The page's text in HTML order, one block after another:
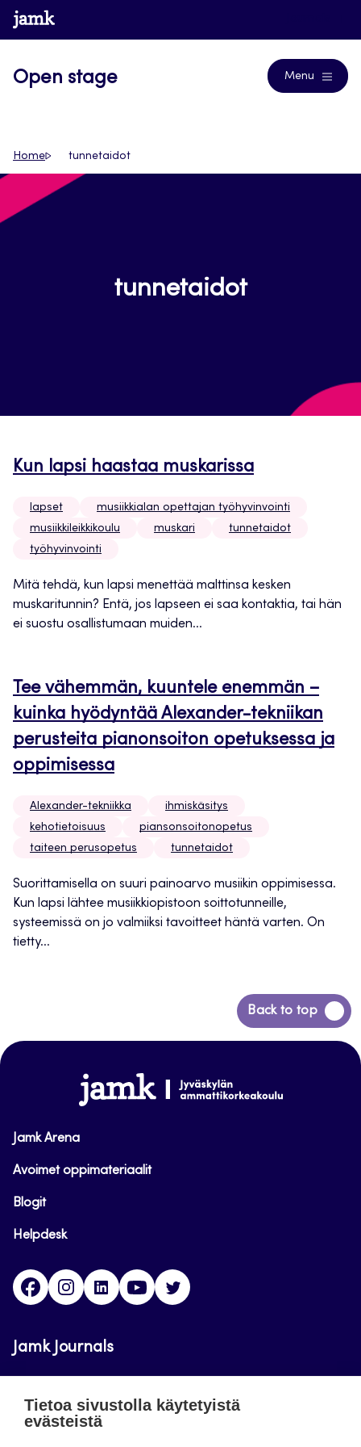
Siirry
suoraan
www.jamk.fi
Open stage Menu
Home tunnetaidot
tunnetaidot
Kun lapsi haastaa muskarissa
lapset
musiikkialan opettajan työhyvinvointi
musiikkileikkikoulu
muskari
tunnetaidot
työhyvinvointi
Mitä tehdä, kun lapsi menettää malttinsa kesken
muskaritunnin? Entä, jos lapseen ei saa kontaktia, tai hän
ei suostu osallistumaan muiden...
Tee vähemmän, kuuntele enemmän –
kuinka hyödyntää Alexander-tekniikan
perusteita pianonsoiton opetuksessa ja
oppimisessa
Alexander-tekniikka
ihmiskäsitys
kehotietoisuus
piansonsoitonopetus
taiteen perusopetus
tunnetaidot
Suorittamisella on suuri painoarvo musiikin oppimisessa.
Kun lapsi lähtee musiikkiopistoon soittotunneille,
systeemissä on jo valmiiksi tavoitteet häntä varten. On
tietty...
Back to top
Siirry
takaisin
www.jamk.fi
Jamk Arena
Avoimet oppimateriaalit
Blogit
Helpdesk
FacebookInstagram
LinkedInYoutube
Jamk Journals
luettavissa. Verkkolehtien tarkoituksena on tukea
Tietoa sivustolla käytetyistä
evästeistä